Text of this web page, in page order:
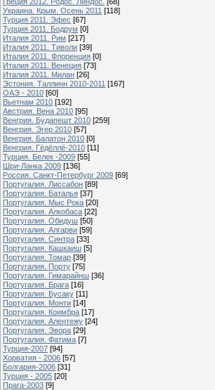
Украина. Крым. Осень 2011 [118]
Турция 2011. Эфес [67]
Турция 2011. Бодрум [0]
Италия 2011. Рим [217]
Италия 2011. Тиволи [39]
Италия 2011. Флоренция [0]
Италия 2011. Венеция [73]
Италия 2011. Милан [26]
Эстония. Таллинн 2010-2011 [167]
ОАЭ - 2010 [60]
Вьетнам 2010 [192]
Австрия. Вена 2010 [95]
Венгрия. Будапешт 2010 [259]
Венгрия. Эгер 2010 [57]
Венгрия. Балатон 2010 [0]
Венгрия. Гёдёллё-2010 [11]
Турция. Белек -2009 [55]
Шри-Ланка 2009 [136]
Россия. Санкт-Петербург 2009 [69]
Португалия. Лиссабон [89]
Португалия. Баталья [37]
Португалия. Мыс Рока [20]
Португалия. Алкобаса [22]
Португалия. Обидуш [50]
Португалия. Алгарви [59]
Португалия. Синтра [33]
Португалия. Кашкаиш [5]
Португалия. Томар [39]
Португалия. Порту [75]
Португалия. Гимарайнш [36]
Португалия. Брага [16]
Португалия. Бусаку [11]
Португалия. Монти [14]
Португалия. Коимбра [17]
Португалия. Алентежу [24]
Португалия. Эвора [29]
Португалия. Фатима [7]
Турция-2007 [94]
Хорватия - 2006 [57]
Болгария-2006 [31]
Турция - 2005 [20]
Прага-2003 [9]